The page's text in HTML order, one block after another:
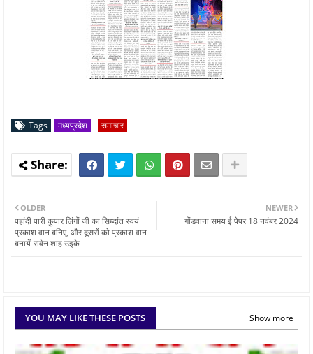
Tags मध्यप्रदेश समाचार
NEWER
गोंडवाना समय ई पेपर 18 नवंबर 2024
OLDER
पहांदी पारी कुपार लिंगों जी का सिध्दांत स्वयं
प्रकाश वान बनिए, और दूसरों को प्रकाश वान
बनायें-रावेन शाह उइके
YOU MAY LIKE THESE POSTS Show more